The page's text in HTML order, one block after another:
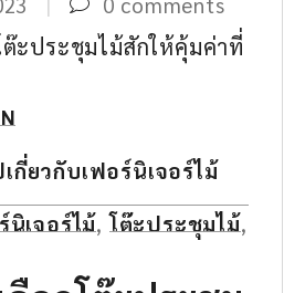
ต๊ะประชุมไม้สักให้คุ้มค่าที่
กี่ยวกับเฟอร์นิเจอร์ไม้
นิเจอร์ไม้,โต๊ะประชุมไม้,